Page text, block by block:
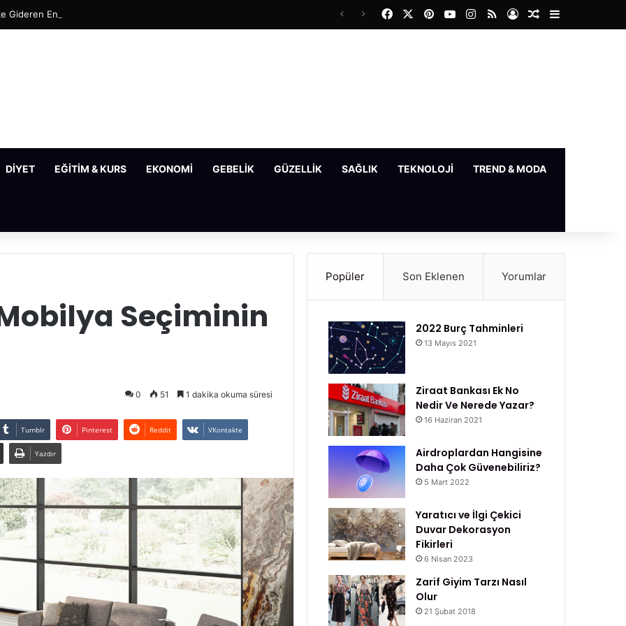
Gideren En Etkili Maske Tarifleri FacebookPinterestYouTubeInstagram
RSS Kayıt OlRastgele Makale
DIYET EĞITIM & KURS EKONOMI GEBELIK GÜZELLIK SAĞLIK TEKNOLOJI TREND & MODA
Seçiminin
0 51 1 dakika okuma süresi
Tumblr Pinterest Reddit VKontakte
Yazdır
Popüler Son Eklenen Yorumlar
2022 Burç Tahminleri
13 Mayıs 2021
Ziraat Bankası Ek No
Nedir Ve Nerede Yazar?
16 Haziran 2021
Airdroplardan Hangisine
Daha Çok Güvenebiliriz?
5 Mart 2022
Yaratıcı ve İlgi Çekici
Duvar Dekorasyon
Fikirleri
6 Nisan 2023
Zarif Giyim Tarzı Nasıl
Olur
21 Şubat 2018